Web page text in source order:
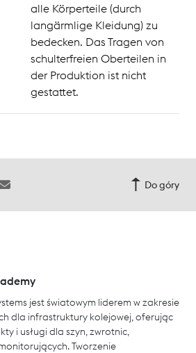
alle Körperteile (durch
langärmlige Kleidung) zu
bedecken. Das Tragen von
schulterfreien Oberteilen in
der Produktion ist nicht
gestattet.
Do góry
jest światowym liderem w zakresie
dla infrastruktury kolejowej, oferując
i usługi dla szyn, zwrotnic,
Tworzenie